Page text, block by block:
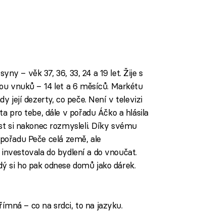
– věk 37, 36, 33, 24 a 19 let. Žije s
vnuků – 14 let a 6 měsíců. Markétu
její dezerty, co peče. Není v televizi
pro tebe, dále v pořadu Áčko a hlásila
si nakonec rozmysleli. Díky svému
Peče celá země, ale
do bydlení a do vnoučat.
si ho pak odnese domů jako dárek.
– co na srdci, to na jazyku.